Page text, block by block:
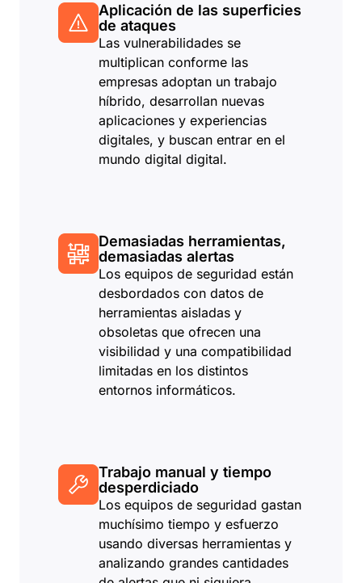
Aplicación de las superficies
de ataques
Las vulnerabilidades se
multiplican conforme las
empresas adoptan un trabajo
híbrido, desarrollan nuevas
aplicaciones y experiencias
digitales, y buscan entrar en el
mundo digital digital.
Demasiadas herramientas,
demasiadas alertas
Los equipos de seguridad están
desbordados con datos de
herramientas aisladas y
obsoletas que ofrecen una
visibilidad y una compatibilidad
limitadas en los distintos
entornos informáticos.
Trabajo manual y tiempo
desperdiciado
Los equipos de seguridad gastan
muchísimo tiempo y esfuerzo
usando diversas herramientas y
analizando grandes cantidades